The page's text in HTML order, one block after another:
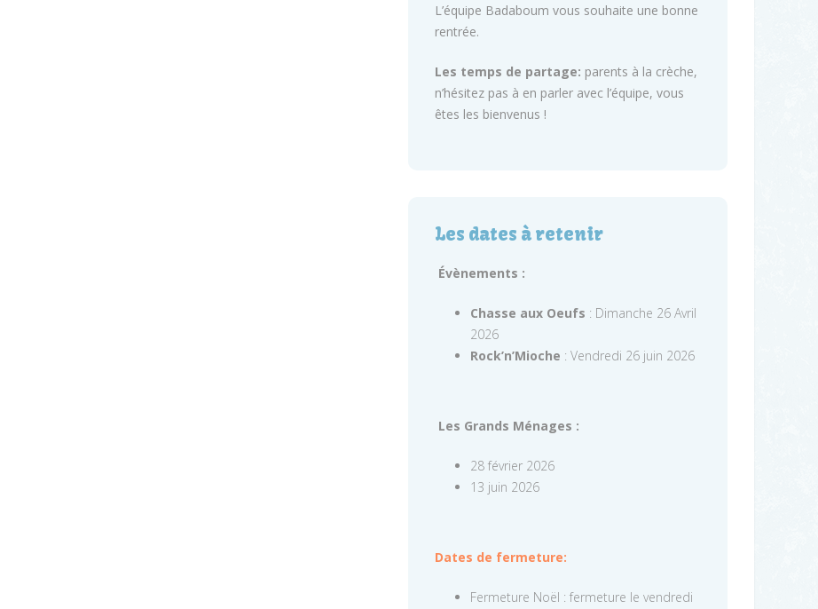
L’équipe Badaboum vous souhaite une bonne
rentrée.
Les temps de partage: parents à la crèche,
n’hésitez pas à en parler avec l’équipe, vous
êtes les bienvenus !
Les dates à retenir
Évènements :
Chasse aux Oeufs : Dimanche 26 Avril
2026
Rock’n’Mioche : Vendredi 26 juin 2026
Les Grands Ménages :
28 février 2026
13 juin 2026
Dates de fermeture:
Fermeture Noël : fermeture le vendredi